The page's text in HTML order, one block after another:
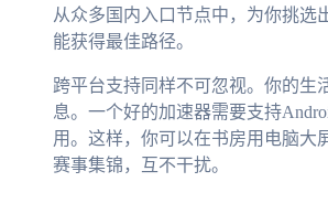
从众多国内入口节点中，为你挑选
能获得最佳路径。
跨平台支持同样不可忽视。你的生
息。一个好的加速器需要支持
用。这样，你可以在书房用电脑大
赛事集锦，互不干扰。